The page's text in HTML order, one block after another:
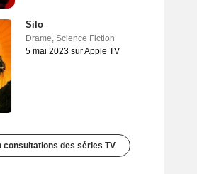
Silo
Drame, Science Fiction
5 mai 2023 sur Apple TV
consultations des séries TV